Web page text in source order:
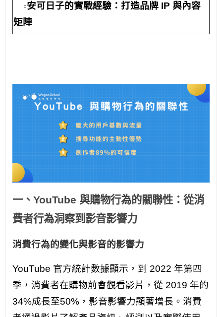
▫️安可日子的實戰經驗：打造品牌 IP 與內容
矩陣
一、YouTube 與購物行為的關聯性：從消
費者行為洞察到影音影響力
消費行為的變化與影音的影響力
YouTube 官方統計數據顯示，到 2022 年第四
季，消費者在購物前會觀看影片，從 2019 年的
34%成長至50%，影音影響力顯著增長。消費